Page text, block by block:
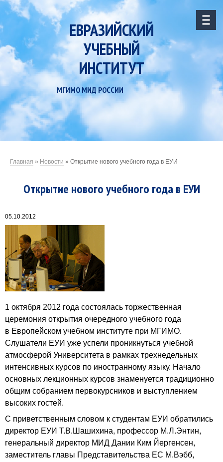
ЕВРАЗИЙСКИЙ
УЧЕБНЫЙ
ИНСТИТУТ
МГИМО МИД РОССИИ
Главная » Новости » Открытие нового учебного года в ЕУИ
Открытие нового учебного года в ЕУИ
05.10.2012
1 октября 2012 года состоялась торжественная
церемония открытия очередного учебного года
в Европейском учебном институте при МГИМО.
Слушатели ЕУИ уже успели проникнуться учебной
атмосферой Университета в рамках трехнедельных
интенсивных курсов по иностранному языку. Начало
основных лекционных курсов знаменуется традиционно
общим собранием первокурсников и выступлением
высоких гостей.
С приветственным словом к студентам ЕУИ обратились
директор ЕУИ Т.В.Шашихина, профессор М.Л.Энтин,
генеральный директор МИД Дании Ким Йергенсен,
заместитель главы Представительства ЕС М.Вэбб,